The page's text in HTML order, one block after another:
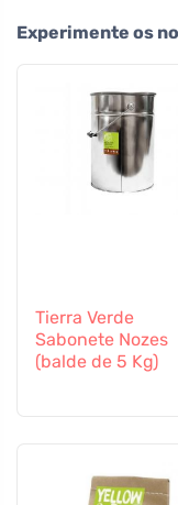
Experimente os
Tierra Verde
Sabonete Nozes
(balde de 5 Kg)